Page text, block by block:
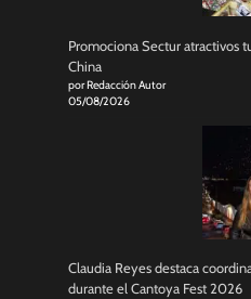
Promociona Sectur atractivos
China
por Redacción Autor
05/08/2026
Claudia Reyes destaca
durante el Cantoya Fest 2026